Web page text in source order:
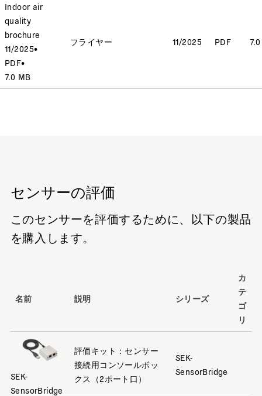
Indoor air
quality
brochure
11/2025•
PDF•
7.0 MB
フライヤー 11/2025 PDF
センサーの評価
このセンサーを評価するために、以下の製品
を購入します。
名前 説明 シリーズ
カ
テ
ゴ
リ
SEK-
SensorBridge
評価キット：センサー
接続用コンソールボッ
クス（2ポート口）
SEK-
SensorBridge